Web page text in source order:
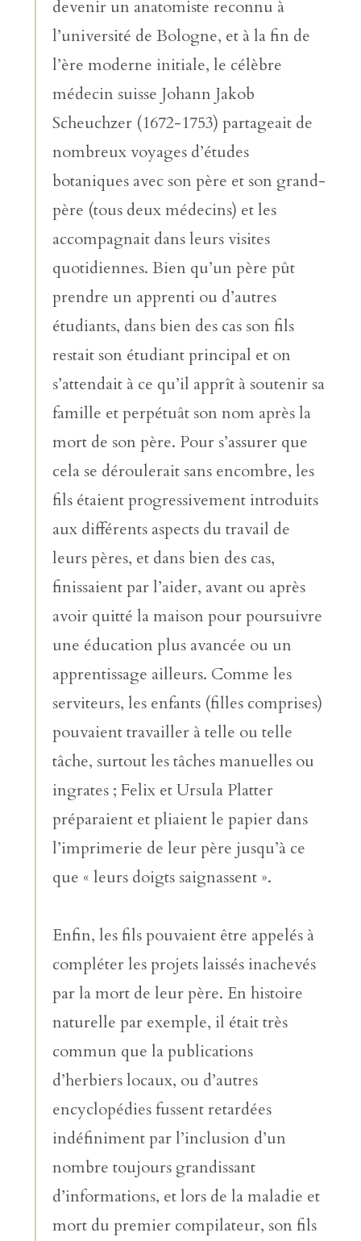
devenir un anatomiste reconnu à
l’université de Bologne, et à la fin de
l’ère moderne initiale, le célèbre
médecin suisse Johann Jakob
Scheuchzer (1672-1753) partageait de
nombreux voyages d’études
botaniques avec son père et son grand-
père (tous deux médecins) et les
accompagnait dans leurs visites
quotidiennes. Bien qu’un père pût
prendre un apprenti ou d’autres
étudiants, dans bien des cas son fils
restait son étudiant principal et on
s’attendait à ce qu’il apprît à soutenir sa
famille et perpétuât son nom après la
mort de son père. Pour s’assurer que
cela se déroulerait sans encombre, les
fils étaient progressivement introduits
aux différents aspects du travail de
leurs pères, et dans bien des cas,
finissaient par l’aider, avant ou après
avoir quitté la maison pour poursuivre
une éducation plus avancée ou un
apprentissage ailleurs. Comme les
serviteurs, les enfants (filles comprises)
pouvaient travailler à telle ou telle
tâche, surtout les tâches manuelles ou
ingrates ; Felix et Ursula Platter
préparaient et pliaient le papier dans
l’imprimerie de leur père jusqu’à ce
que « leurs doigts saignassent ».
Enfin, les fils pouvaient être appelés à
compléter les projets laissés inachevés
par la mort de leur père. En histoire
naturelle par exemple, il était très
commun que la publications
d’herbiers locaux, ou d’autres
encyclopédies fussent retardées
indéfiniment par l’inclusion d’un
nombre toujours grandissant
d’informations, et lors de la maladie et
mort du premier compilateur, son fils